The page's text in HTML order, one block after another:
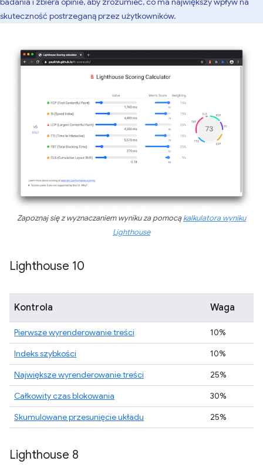
skuteczność postrzeganą przez użytkowników.
Zapoznaj się z wyznaczaniem wyniku za pomocąkalkulatora wyniku
Lighthouse
Lighthouse 10
Kontrola Waga
Pierwsze wyrenderowanie treści
10%
Indeks szybkości
10%
Największe wyrenderowanie treści
25%
Całkowity czas blokowania
30%
Skumulowane przesunięcie układu
25%
Lighthouse 8